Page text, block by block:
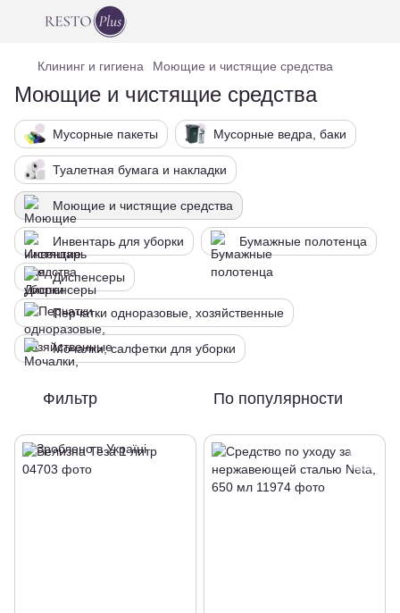
Клининг и гигиена Моющие и чистящие средства
Моющие и чистящие средства
Мусорные пакеты Мусорные ведра, баки
Туалетная бумага и накладки
Моющие и чистящие средства
Инвентарь для уборки Бумажные полотенца
Диспенсеры
Перчатки одноразовые, хозяйственные
Мочалки, салфетки для уборки
Фильтр По популярности